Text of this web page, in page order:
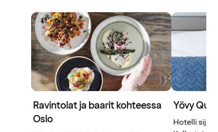
Ravintolat ja baarit kohteessa
Oslo
Yövy
Hotelli